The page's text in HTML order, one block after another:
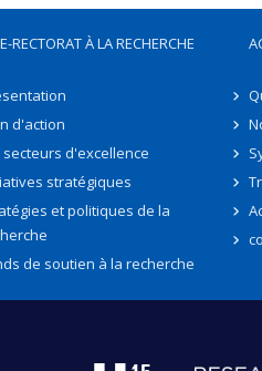
RECTORAT À LA RECHERCHE
d'action
secteurs d'excellence
stratégiques
et politiques de la
de soutien à la recherche